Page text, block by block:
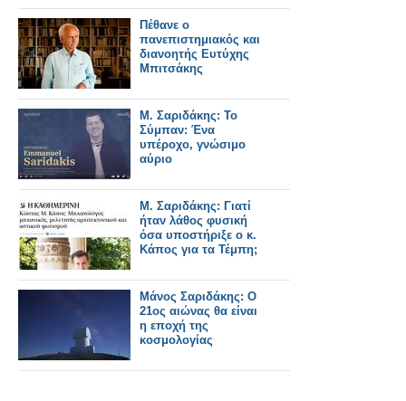
Πέθανε ο
πανεπιστημιακός και
διανοητής Ευτύχης
Μπιτσάκης
Μ. Σαριδάκης: Το
Σύμπαν: Ένα
υπέροχο, γνώσιμο
αύριο
Μ. Σαριδάκης: Γιατί
ήταν λάθος φυσική
όσα υποστήριξε ο κ.
Κάπος για τα Τέμπη;
Μάνος Σαριδάκης: Ο
21ος αιώνας θα είναι
η εποχή της
κοσμολογίας